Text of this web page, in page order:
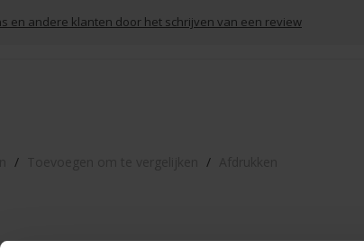
en andere klanten door het schrijven van een review
/ /